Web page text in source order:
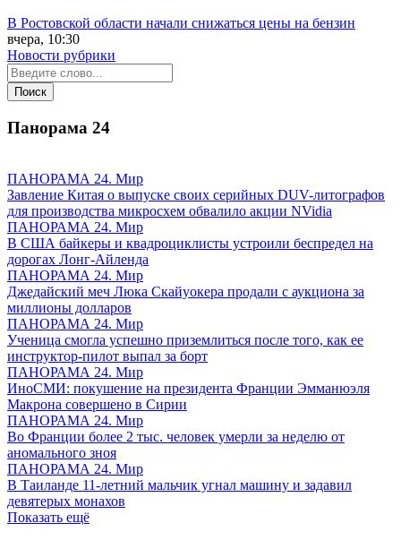
В Ростовской области начали снижаться цены на бензин
вчера, 10:30
Новости рубрики
Панорама 24
ПАНОРАМА 24. Мир
Завление Китая о выпуске своих серийных DUV-литографов
для производства микросхем обвалило акции NVidia
ПАНОРАМА 24. Мир
В США байкеры и квадроциклисты устроили беспредел на
дорогах Лонг-Айленда
ПАНОРАМА 24. Мир
Джедайский меч Люка Скайуокера продали с аукциона за
миллионы долларов
ПАНОРАМА 24. Мир
Ученица смогла успешно приземлиться после того, как ее
инструктор-пилот выпал за борт
ПАНОРАМА 24. Мир
ИноСМИ: покушение на президента Франции Эмманюэля
Макрона совершено в Сирии
ПАНОРАМА 24. Мир
Во Франции более 2 тыс. человек умерли за неделю от
аномального зноя
ПАНОРАМА 24. Мир
В Таиланде 11-летний мальчик угнал машину и задавил
девятерых монахов
Показать ещё